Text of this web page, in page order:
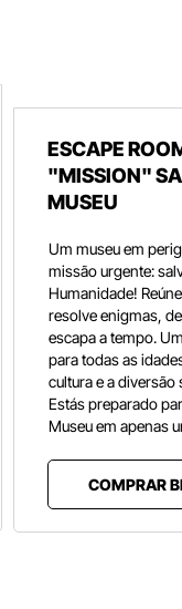
ESCAPE
"MISSION"
MUSEU
Um museu em
missão urgente:
Humanidade!
resolve enigmas,
escapa a tempo.
para todas as
cultura e a diversão
Estás preparado
Museu em apenas
COMPRAR